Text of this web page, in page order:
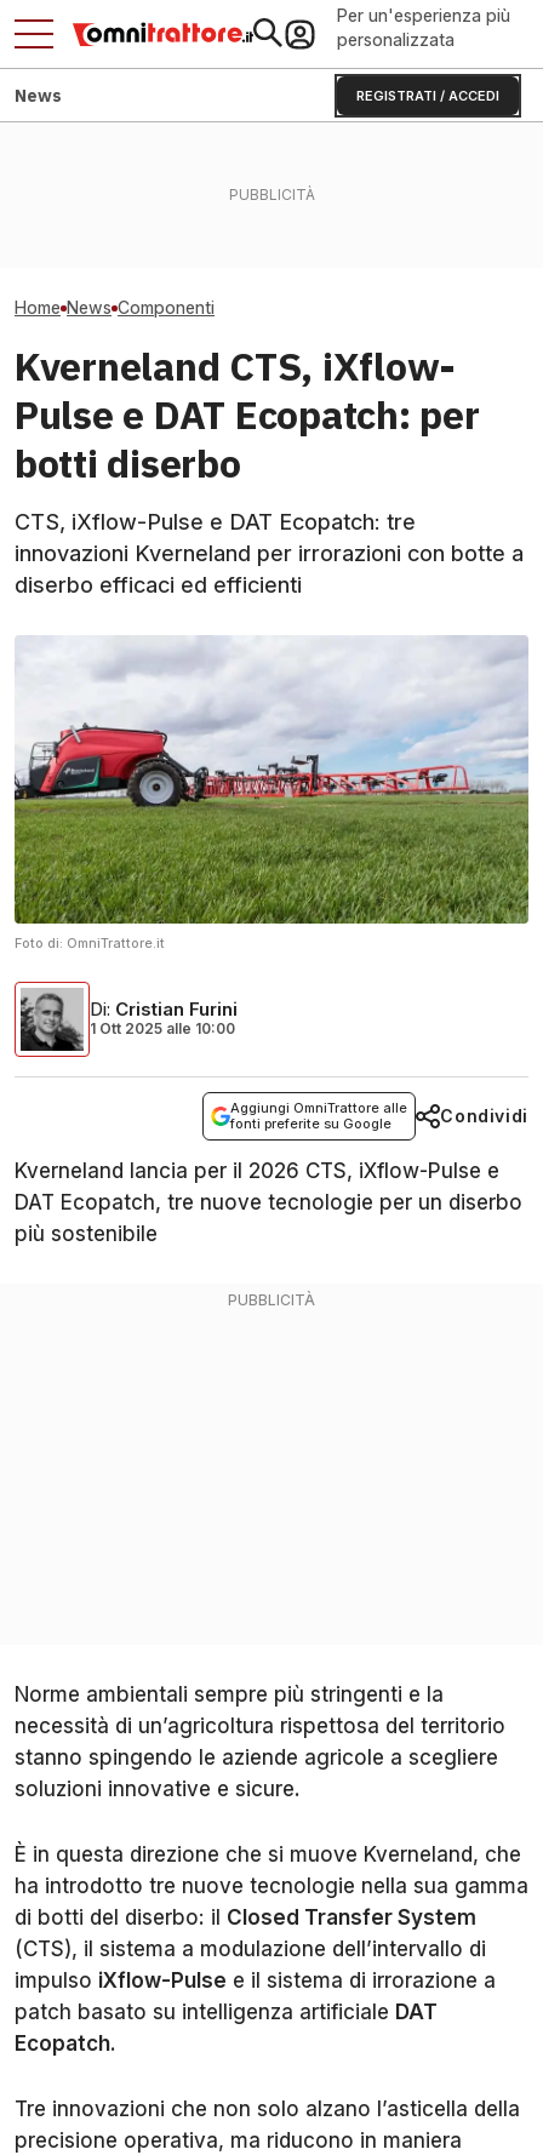
Per un'esperienza più
personalizzata
REGISTRATI / ACCEDI
News
Home News Componenti
Kverneland CTS, iXflow-
Pulse e DAT Ecopatch: per
botti diserbo
CTS, iXflow-Pulse e DAT Ecopatch: tre
innovazioni Kverneland per irrorazioni con botte a
diserbo efficaci ed efficienti
Foto di: OmniTrattore.it
Di: Cristian Furini
1 Ott 2025 alle 10:00
Aggiungi OmniTrattore alle
fonti preferite su Google
Condividi
Kverneland lancia per il 2026 CTS, iXflow-Pulse e
DAT Ecopatch, tre nuove tecnologie per un diserbo
più sostenibile
Norme ambientali sempre più stringenti e la
necessità di un’agricoltura rispettosa del territorio
stanno spingendo le aziende agricole a scegliere
soluzioni innovative e sicure.
È in questa direzione che si muove Kverneland, che
ha introdotto tre nuove tecnologie nella sua gamma
di botti del diserbo: il Closed Transfer System
(CTS), il sistema a modulazione dell’intervallo di
impulso iXflow-Pulse e il sistema di irrorazione a
patch basato su intelligenza artificiale DAT
Ecopatch.
Tre innovazioni che non solo alzano l’asticella della
precisione operativa, ma riducono in maniera